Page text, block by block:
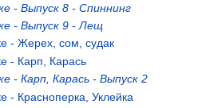
- Выпуск 8 - Спиннинг
- Выпуск 9 - Лещ
- Жерех, сом, судак
- Карп, Карась
- Карп, Карась - Выпуск 2
- Красноперка, Уклейка